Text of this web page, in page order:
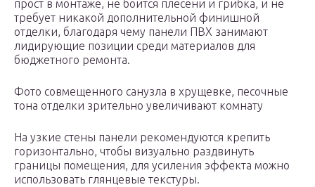
прост в монтаже, не боится плесени и грибка, и не
требует никакой дополнительной финишной
отделки, благодаря чему панели ПВХ занимают
лидирующие позиции среди материалов для
бюджетного ремонта.
Фото совмещенного санузла в хрущевке, песочные
тона отделки зрительно увеличивают комнату
На узкие стены панели рекомендуются крепить
горизонтально, чтобы визуально раздвинуть
границы помещения, для усиления эффекта можно
использовать глянцевые текстуры.